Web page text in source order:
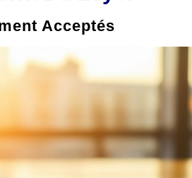
Acceptés